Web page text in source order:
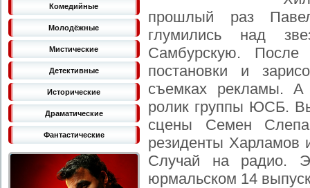
Комедийные
Молодёжные
Мистические
Детективные
Исторические
Драматические
Фантастические
прошлый раз
глумились над
Самбурскую. После
постановки и
съемках рекламы.
ролик группы ЮСБ.
сцены Семен
резиденты Харламов
Случай на радио.
юрмальском 14